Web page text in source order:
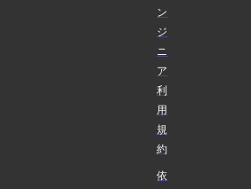
ン
ジ
ニ
ア
利
用
規
約
依